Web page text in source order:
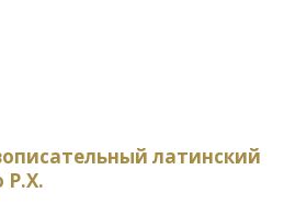
латинский
Р.Х.